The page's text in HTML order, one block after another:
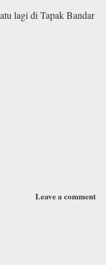
lagi di Tapak Bandar
Leave a comment